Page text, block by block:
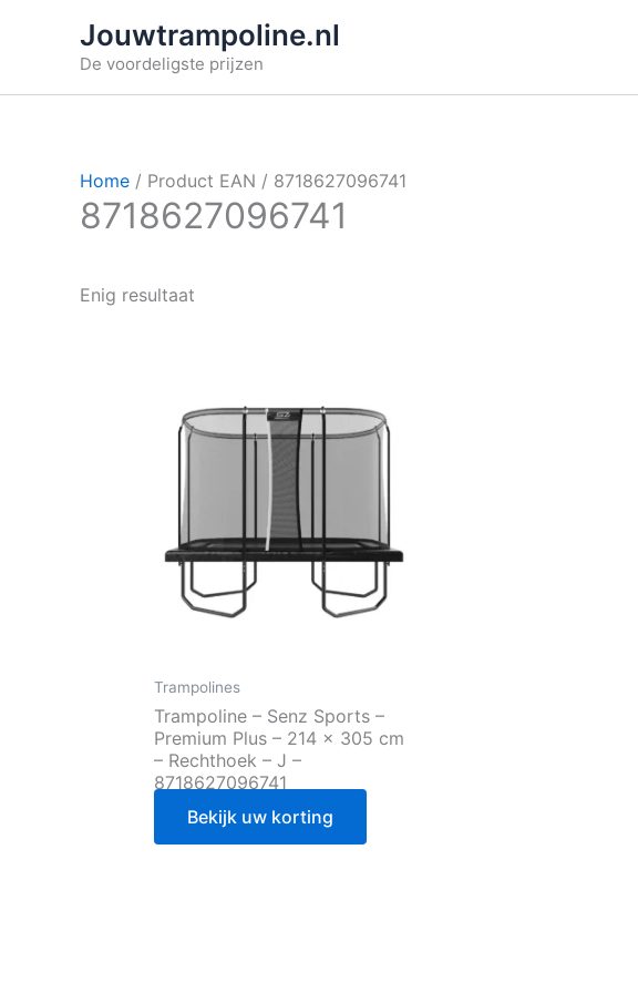
inhoud
Jouwtrampoline.nl
De voordeligste prijzen
Home / Product EAN / 8718627096741
8718627096741
Enig resultaat
Trampolines
Trampoline – Senz Sports –
Premium Plus – 214 x 305 cm
– Rechthoek – J –
8718627096741
Bekijk uw korting